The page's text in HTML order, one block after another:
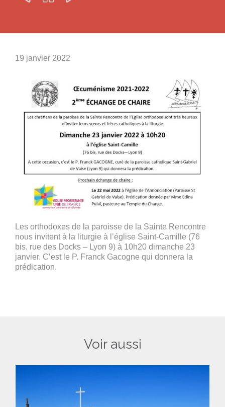
19 janvier 2022
Les orthodoxes de la paroisse de la Sainte Rencontre
nous invitent à la liturgie à l’église Saint-Camille (76
bis, rue des Docks – Lyon 9) à 10h20 dimanche 23
janvier. C’est le P. Franck Gacogne qui donnera la
prédication.
Voir aussi